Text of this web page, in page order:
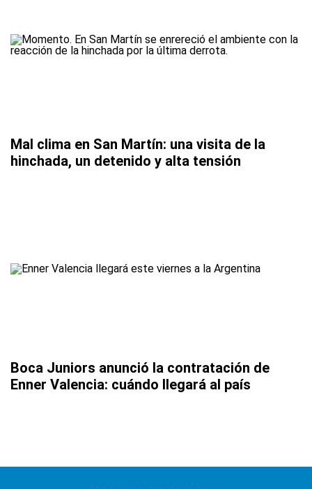
Mal clima en San Martín: una visita de la
hinchada, un detenido y alta tensión
Boca Juniors anunció la contratación de
Enner Valencia: cuándo llegará al país